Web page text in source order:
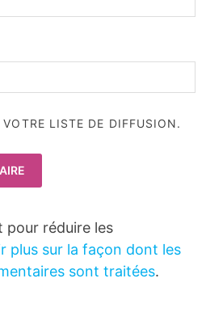
LISTE DE DIFFUSION.
pour réduire les
plus sur la façon dont les
sont traitées.